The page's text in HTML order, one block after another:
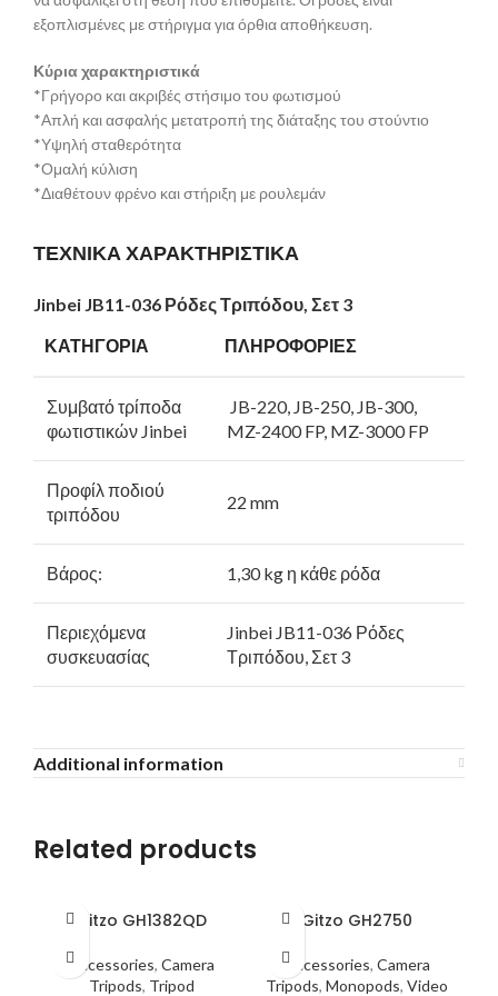
εξοπλισμένες με στήριγμα για όρθια αποθήκευση.
Κύρια χαρακτηριστικά
*Γρήγορο και ακριβές στήσιμο του φωτισμού
*Απλή και ασφαλής μετατροπή της διάταξης του στούντιο
*Υψηλή σταθερότητα
*Ομαλή κύλιση
*Διαθέτουν φρένο και στήριξη με ρουλεμάν
ΤΕΧΝΙΚΑ ΧΑΡΑΚΤΗΡΙΣΤΙΚΑ
Jinbei JB11-036 Ρόδες Τριπόδου, Σετ 3
ΚΑΤΗΓΟΡΙΑ ΠΛΗΡΟΦΟΡΙΕΣ
Συμβατό τρίποδα
φωτιστικών Jinbei
JB-220, JB-250, JB-300,
MZ-2400 FP, MZ-3000 FP
Προφίλ ποδιού
τριπόδου
22 mm
Βάρος: 1,30 kg η κάθε ρόδα
Περιεχόμενα
συσκευασίας
Jinbei JB11-036 Ρόδες
Τριπόδου, Σετ 3
Additional information
Related products
Gitzo GH1382QD
Accessories, Camera
Tripods, Tripod
Gitzo GH2750
Accessories, Camera
Tripods, Monopods, Video